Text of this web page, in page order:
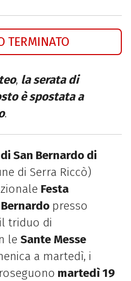
TERMINATO
, la serata di
è spostata a
.
San Bernardo di
di Serra Riccò)
Festa
presso
triduo di
le Sante Messe
a martedì, i
martedì 19